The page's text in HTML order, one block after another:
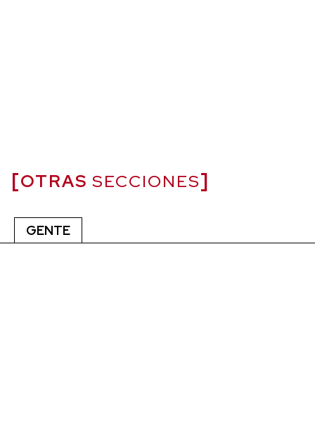
OTRAS SECCIONES
GENTE